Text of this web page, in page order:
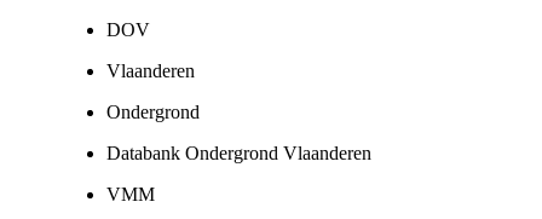
DOV
Vlaanderen
Ondergrond
Databank Ondergrond Vlaanderen
VMM